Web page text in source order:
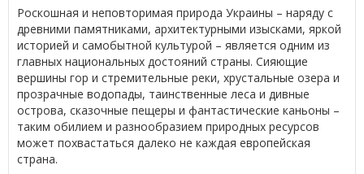
Роскошная и неповторимая природа Украины – наряду с
древними памятниками, архитектурными изысками, яркой
историей и самобытной культурой – является одним из
главных национальных достояний страны. Сияющие
вершины гор и стремительные реки, хрустальные озера и
прозрачные водопады, таинственные леса и дивные
острова, сказочные пещеры и фантастические каньоны –
таким обилием и разнообразием природных ресурсов
может похвастаться далеко не каждая европейская
страна.